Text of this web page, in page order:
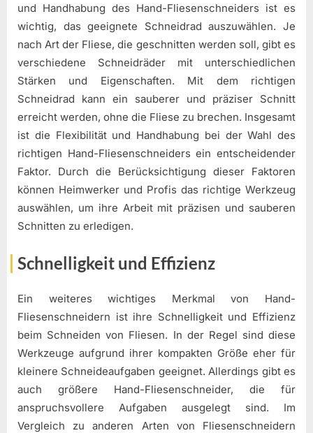
und Handhabung des Hand-Fliesenschneiders ist es
wichtig, das geeignete Schneidrad auszuwählen. Je
nach Art der Fliese, die geschnitten werden soll, gibt es
verschiedene Schneidräder mit unterschiedlichen
Stärken und Eigenschaften. Mit dem richtigen
Schneidrad kann ein sauberer und präziser Schnitt
erreicht werden, ohne die Fliese zu brechen. Insgesamt
ist die Flexibilität und Handhabung bei der Wahl des
richtigen Hand-Fliesenschneiders ein entscheidender
Faktor. Durch die Berücksichtigung dieser Faktoren
können Heimwerker und Profis das richtige Werkzeug
auswählen, um ihre Arbeit mit präzisen und sauberen
Schnitten zu erledigen.
Schnelligkeit und Effizienz
Ein weiteres wichtiges Merkmal von Hand-
Fliesenschneidern ist ihre Schnelligkeit und Effizienz
beim Schneiden von Fliesen. In der Regel sind diese
Werkzeuge aufgrund ihrer kompakten Größe eher für
kleinere Schneideaufgaben geeignet. Allerdings gibt es
auch größere Hand-Fliesenschneider, die für
anspruchsvollere Aufgaben ausgelegt sind. Im
Vergleich zu anderen Arten von Fliesenschneidern